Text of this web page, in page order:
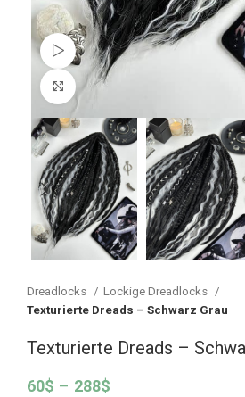
Watch video
Vergrößern
Dreadlocks
Lockige Dreadlocks
Texturierte Dreads – Schwarz Grau
Texturierte Dreads –
60$ – 288$